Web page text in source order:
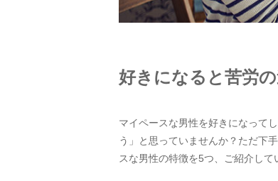
好きになると苦労
マイペースな男性を好きになって
う」と思っていませんか？ただ下
スな男性の特徴を5つ、ご紹介し